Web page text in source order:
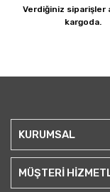
Verdiğiniz siparişler
kargoda.
KURUMSAL
MÜŞTERİ